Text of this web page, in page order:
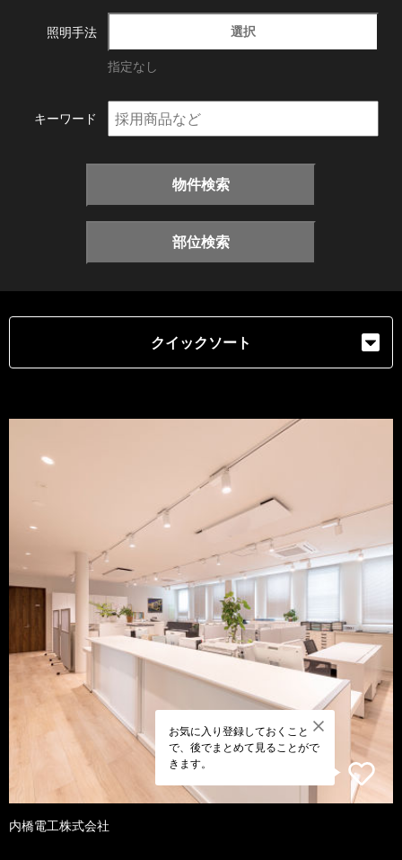
照明手法 選択
指定なし
キーワード
物件検索
部位検索
クイックソート
お気に入り登録しておくこと
で、後でまとめて見ることがで
きます。
内橋電工株式会社